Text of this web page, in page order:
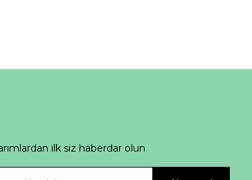
ilk siz haberdar olun